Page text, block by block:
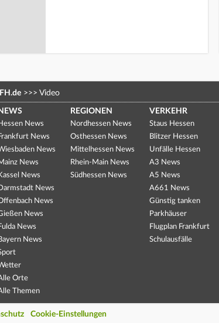
>>> Video
News
News
News
News
News
News
News
News
News
News
Orte
Themen
REGIONEN
Nordhessen News
Osthessen News
Mittelhessen News
Rhein-Main News
Südhessen News
VERKEHR
Staus Hessen
Blitzer Hessen
Unfälle Hessen
A3 News
A5 News
A661 News
Günstig tanken
Parkhäuser
Flugplan Frankfurt
Schulausfälle
Cookie-Einstellungen